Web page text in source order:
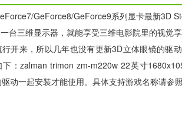
GeForce8/GeForce9系列显卡最新3D
台三维显示器，就能享受三维电影院里的视觉
开来，所以几年也没有更新3D立体眼镜的驱
：zalman trimon zm-m220w 22英寸
动一起安装才能使用。具体支持游戏名称请